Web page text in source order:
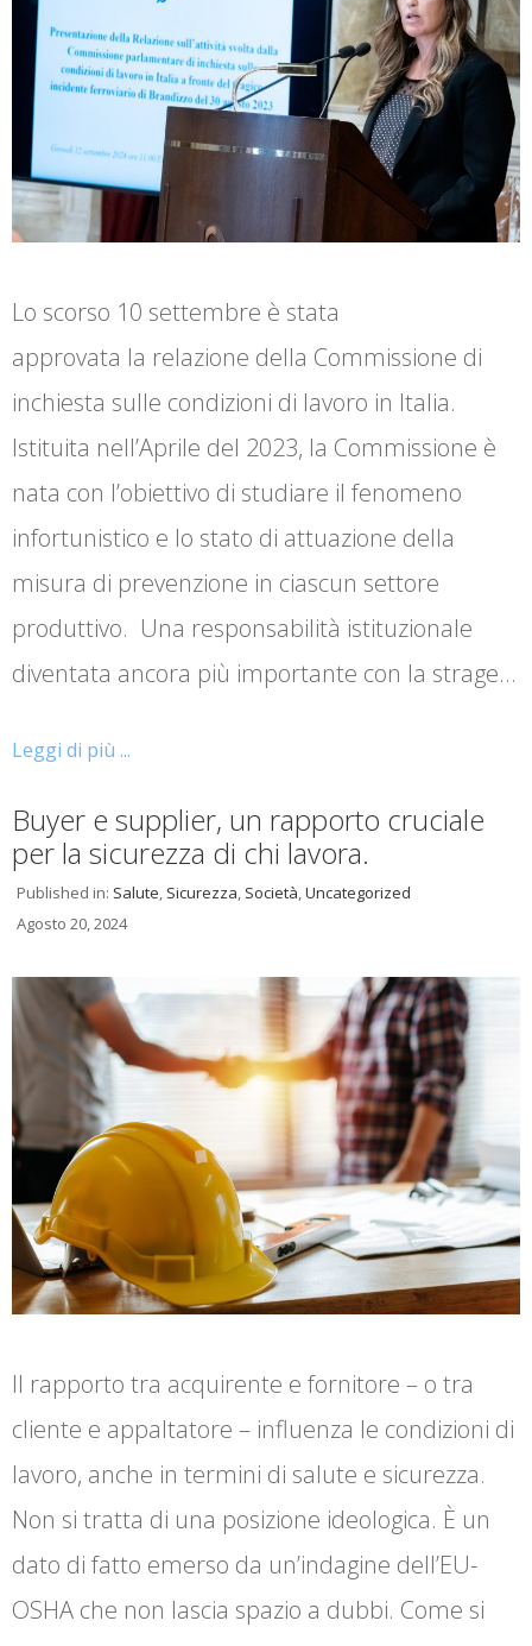
Lo scorso 10 settembre è stata
approvata la relazione della Commissione di
inchiesta sulle condizioni di lavoro in Italia.
Istituita nell’Aprile del 2023, la Commissione è
nata con l’obiettivo di studiare il fenomeno
infortunistico e lo stato di attuazione della
misura di prevenzione in ciascun settore
produttivo. Una responsabilità istituzionale
diventata ancora più importante con la strage…
Leggi di più ...
Buyer e supplier, un rapporto cruciale
per la sicurezza di chi lavora.
Published in: Salute, Sicurezza, Società,Uncategorized
Agosto 20, 2024
Il rapporto tra acquirente e fornitore – o tra
cliente e appaltatore – influenza le condizioni di
lavoro, anche in termini di salute e sicurezza.
Non si tratta di una posizione ideologica. È un
dato di fatto emerso da un’indagine dell’EU-
OSHA che non lascia spazio a dubbi. Come si